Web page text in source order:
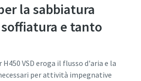
la sabbiatura
e tanto
VSD eroga il flusso d'aria e la
per attività impegnative